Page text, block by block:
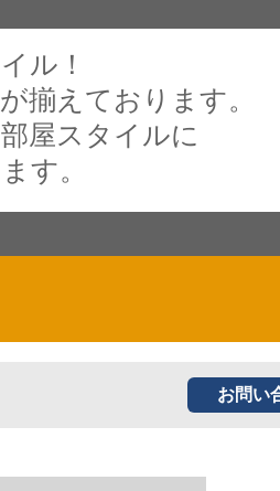
ル！
揃えております。
屋スタイルに
す。
お問い